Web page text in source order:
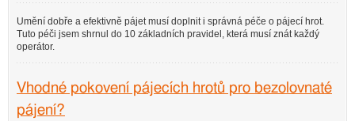
Umění dobře a efektivně pájet musí doplnit i správná péče o pájecí hrot.
Tuto péči jsem shrnul do 10 základních pravidel, která musí znát každý
operátor.
Vhodné pokovení pájecích hrotů pro bezolovnaté
pájení?